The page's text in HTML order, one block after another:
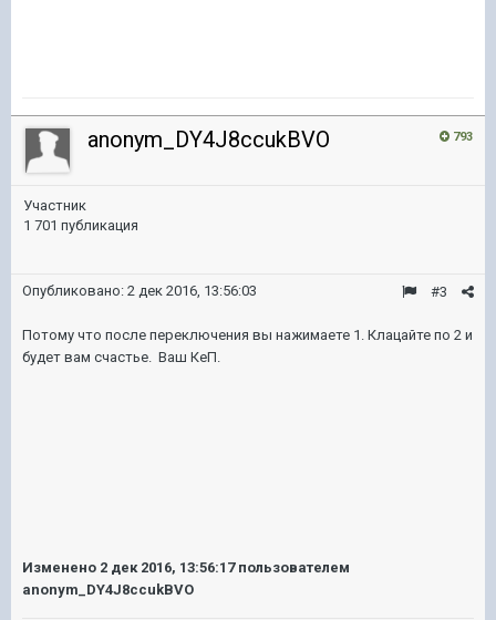
793
anonym_DY4J8ccukBVO
Участник
1 701 публикация
#3
Опубликовано: 2 дек 2016, 13:56:03
Потому что после переключения вы нажимаете 1. Клацайте по 2 и
будет вам счастье. Ваш КеП.
Изменено 2 дек 2016, 13:56:17пользователем
anonym_DY4J8ccukBVO